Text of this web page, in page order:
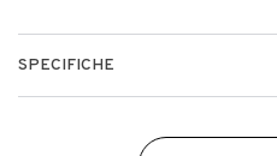
SPECIFICHE